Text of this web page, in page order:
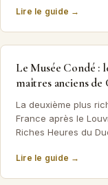
Lire le guide →
Le Musée Condé :
maîtres anciens de
La deuxième plus
France après le
Riches Heures du
Lire le guide →